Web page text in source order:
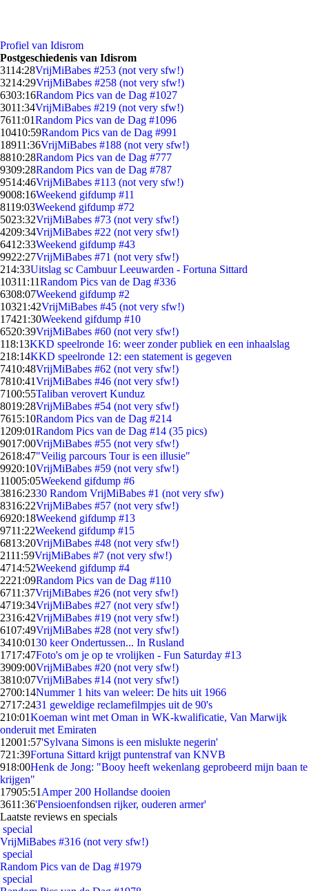
Profiel van Idisrom
Postgeschiedenis van Idisrom
3114:28VrijMiBabes #253 (not very sfw!)
3214:29VrijMiBabes #258 (not very sfw!)
6303:16Random Pics van de Dag #1027
3011:34VrijMiBabes #219 (not very sfw!)
7611:01Random Pics van de Dag #1096
10410:59Random Pics van de Dag #991
18911:36VrijMiBabes #188 (not very sfw!)
8810:28Random Pics van de Dag #777
9309:28Random Pics van de Dag #787
9514:46VrijMiBabes #113 (not very sfw!)
9008:16Weekend gifdump #11
8119:03Weekend gifdump #72
5023:32VrijMiBabes #73 (not very sfw!)
4209:34VrijMiBabes #22 (not very sfw!)
6412:33Weekend gifdump #43
9922:27VrijMiBabes #71 (not very sfw!)
214:33Uitslag sc Cambuur Leeuwarden - Fortuna Sittard
10311:11Random Pics van de Dag #336
6308:07Weekend gifdump #2
10321:42VrijMiBabes #45 (not very sfw!)
17421:30Weekend gifdump #10
6520:39VrijMiBabes #60 (not very sfw!)
118:13KKD speelronde 16: weer zonder publiek en een inhaalslag
218:14KKD speelronde 12: een statement is gegeven
7410:48VrijMiBabes #62 (not very sfw!)
7810:41VrijMiBabes #46 (not very sfw!)
7100:55Taliban verovert Kunduz
8019:28VrijMiBabes #54 (not very sfw!)
7615:10Random Pics van de Dag #214
1209:01Random Pics van de Dag #14 (35 pics)
9017:00VrijMiBabes #55 (not very sfw!)
2618:47"Veilig parcours Tour is een illusie"
9920:10VrijMiBabes #59 (not very sfw!)
11005:05Weekend gifdump #6
3816:2330 Random VrijMiBabes #1 (not very sfw)
8316:22VrijMiBabes #57 (not very sfw!)
6920:18Weekend gifdump #13
9711:22Weekend gifdump #15
6813:20VrijMiBabes #48 (not very sfw!)
2111:59VrijMiBabes #7 (not very sfw!)
4714:52Weekend gifdump #4
2221:09Random Pics van de Dag #110
6711:37VrijMiBabes #26 (not very sfw!)
4719:34VrijMiBabes #27 (not very sfw!)
2316:42VrijMiBabes #19 (not very sfw!)
6107:49VrijMiBabes #28 (not very sfw!)
3410:0130 keer Ondertussen... In Rusland
1717:47Foto's om je op te vrolijken - Fun Saturday #13
3909:00VrijMiBabes #20 (not very sfw!)
3810:07VrijMiBabes #14 (not very sfw!)
2700:14Nummer 1 hits van weleer: De hits uit 1966
2717:2431 geweldige reclamefilmpjes uit de 90's
210:01Koeman wint met Oman in WK-kwalificatie, Van Marwijk
onderuit met Emiraten
12001:57'Sylvana Simons is een mislukte negerin'
721:39Fortuna Sittard krijgt puntenstraf van KNVB
918:00Henk de Jong: "Booy heeft wekenlang geprobeerd mijn baan te
krijgen"
17905:51 Amper 200 Hollandse dooien
3611:36'Pensioenfondsen rijker, ouderen armer'
Laatste reviews en specials
special
VrijMiBabes #316 (not very sfw!)
special
Random Pics van de Dag #1979
special